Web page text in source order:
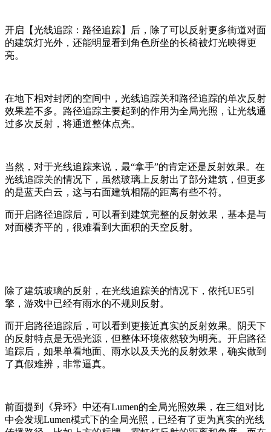
开启【光线追踪：路径追踪】后，除了可以反射更多街道对面
的建筑灯光外，还能明显看到角色所坐的长椅被灯光映得更
亮。
在地下相对封闭的空间中，光线追踪关和路径追踪的单次反射
效果差不多。路径追踪主要起到的作用为全局光照，让光线通
过多次反射，将通道整体点亮。
当然，对于光线追踪来说，最“拿手”的肯定还是反射效果。在
光线追踪关的情况下，虽然玻璃上反射出了部分建筑，但更多
的是蓝天白云，这与右面建筑相隔的距离有些不符。
而开启路径追踪后，可以看到建筑完整的反射效果，基本是与
对面楼齐平的，很难看到大面积的天空反射。
除了建筑玻璃的反射， 在光线追踪关的情况下，依托UE5引
擎，游戏中已经有雨水的不规则反射。
而开启路径追踪后，可以看到更接近真实的反射效果。阴天下
的反射特点是无强光源，但整体环境依然较为明亮。开启路径
追踪后，如果单看地面、雨水以及天光的反射效果，确实做到
了真假难辨，非常逼真。
前面提到《异环》中还有Lumen的全局光照效果，在三组对比
中会发现Lumen模式下的全局光照，已经有了更为真实的光线